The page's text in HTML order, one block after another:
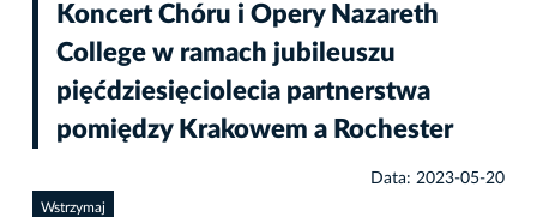
Koncert Chóru i Opery Nazareth
College w ramach jubileuszu
pięćdziesięciolecia partnerstwa
pomiędzy Krakowem a Rochester
Data: 2023-05-20
Wstrzymaj